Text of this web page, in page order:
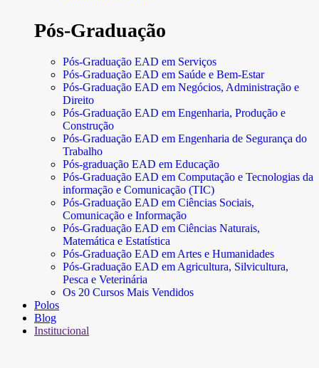
Pós-Graduação
Pós-Graduação EAD em Serviços
Pós-Graduação EAD em Saúde e Bem-Estar
Pós-Graduação EAD em Negócios, Administração e
Direito
Pós-Graduação EAD em Engenharia, Produção e
Construção
Pós-Graduação EAD em Engenharia de Segurança do
Trabalho
Pós-graduação EAD em Educação
Pós-Graduação EAD em Computação e Tecnologias da
informação e Comunicação (TIC)
Pós-Graduação EAD em Ciências Sociais,
Comunicação e Informação
Pós-Graduação EAD em Ciências Naturais,
Matemática e Estatística
Pós-Graduação EAD em Artes e Humanidades
Pós-Graduação EAD em Agricultura, Silvicultura,
Pesca e Veterinária
Os 20 Cursos Mais Vendidos
Polos
Blog
Institucional